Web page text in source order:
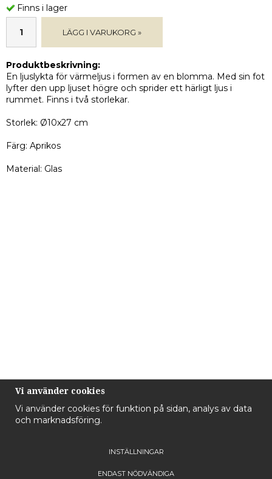
Finns i lager
LÄGG I VARUKORG »
Produktbeskrivning:
En ljuslykta för värmeljus i formen av en blomma. Med sin fot
lyfter den upp ljuset högre och sprider ett härligt ljus i
rummet. Finns i två storlekar.
Storlek: Ø10x27 cm
Färg: Aprikos
Material: Glas
Vi använder cookies
Vi använder cookies för funktion på sidan, analys av data
och marknadsföring.
INSTÄLLNINGAR
ENDAST NÖDVÄNDIGA